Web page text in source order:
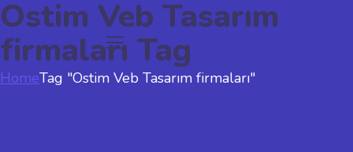
Ostim Veb Tasarım
firmaları Tag
HomeTag "Ostim Veb Tasarım firmaları"